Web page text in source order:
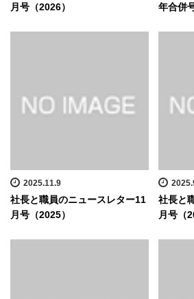
月号（2026）
年合併
2025.11.9
社長と職員のニュースレター11
月号（2025）
社長と
月号（